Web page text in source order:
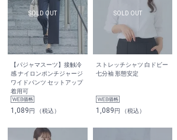
【パジャマスーツ】接触冷
感 ナイロンポンチジャージ
ワイドパンツ セットアップ
着用可
1,089円 （税込）
ストレッチシャツ 白ドビー
七分袖 形態安定
1,089円 （税込）